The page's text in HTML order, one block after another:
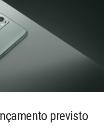
previsto